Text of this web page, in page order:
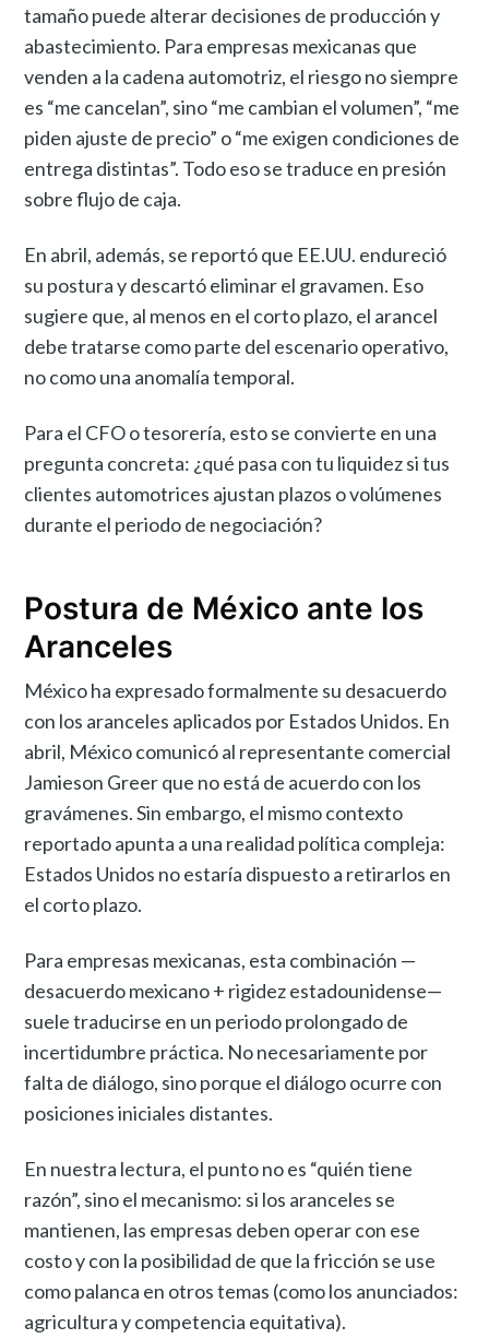
tamaño puede alterar decisiones de producción y
abastecimiento. Para empresas mexicanas que
venden a la cadena automotriz, el riesgo no siempre
es “me cancelan”, sino “me cambian el volumen”, “me
piden ajuste de precio” o “me exigen condiciones de
entrega distintas”. Todo eso se traduce en presión
sobre flujo de caja.
En abril, además, se reportó que EE.UU. endureció
su postura y descartó eliminar el gravamen. Eso
sugiere que, al menos en el corto plazo, el arancel
debe tratarse como parte del escenario operativo,
no como una anomalía temporal.
Para el CFO o tesorería, esto se convierte en una
pregunta concreta: ¿qué pasa con tu liquidez si tus
clientes automotrices ajustan plazos o volúmenes
durante el periodo de negociación?
Postura de México ante los
Aranceles
México ha expresado formalmente su desacuerdo
con los aranceles aplicados por Estados Unidos. En
abril, México comunicó al representante comercial
Jamieson Greer que no está de acuerdo con los
gravámenes. Sin embargo, el mismo contexto
reportado apunta a una realidad política compleja:
Estados Unidos no estaría dispuesto a retirarlos en
el corto plazo.
Para empresas mexicanas, esta combinación —
desacuerdo mexicano + rigidez estadounidense—
suele traducirse en un periodo prolongado de
incertidumbre práctica. No necesariamente por
falta de diálogo, sino porque el diálogo ocurre con
posiciones iniciales distantes.
En nuestra lectura, el punto no es “quién tiene
razón”, sino el mecanismo: si los aranceles se
mantienen, las empresas deben operar con ese
costo y con la posibilidad de que la fricción se use
como palanca en otros temas (como los anunciados:
agricultura y competencia equitativa).